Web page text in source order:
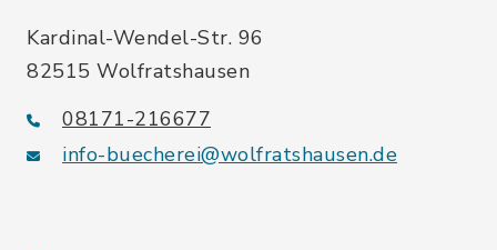
Kardinal-Wendel-Str. 96
82515 Wolfratshausen
08171-216677
info-buecherei@wolfratshausen.de